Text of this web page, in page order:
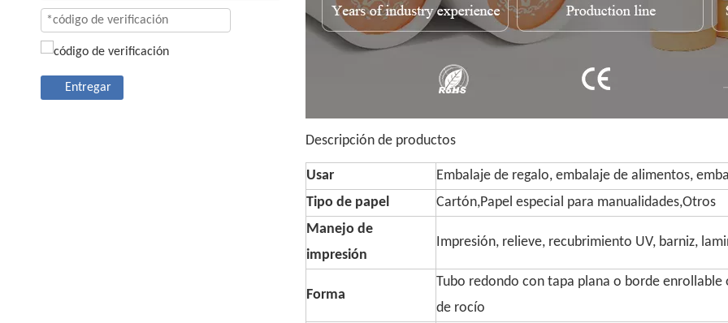
Entregar
Descripción de productos
Usar
Embalaje de regalo, embalaje de alimentos,
Tipo de papel
Cartón,Papel especial para manualidades,Otros
Manejo de
impresión
Impresión, relieve, recubrimiento UV, barniz,
Forma
Tubo redondo con tapa plana o borde
de rocío